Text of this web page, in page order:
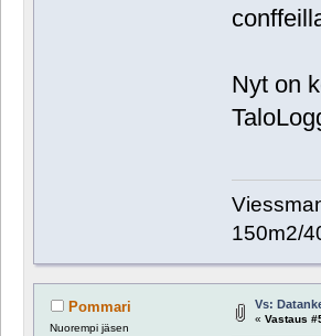
Nyt on
150m2/
Pommari
Nuorempi jäsen
Vs:
« Vastaus